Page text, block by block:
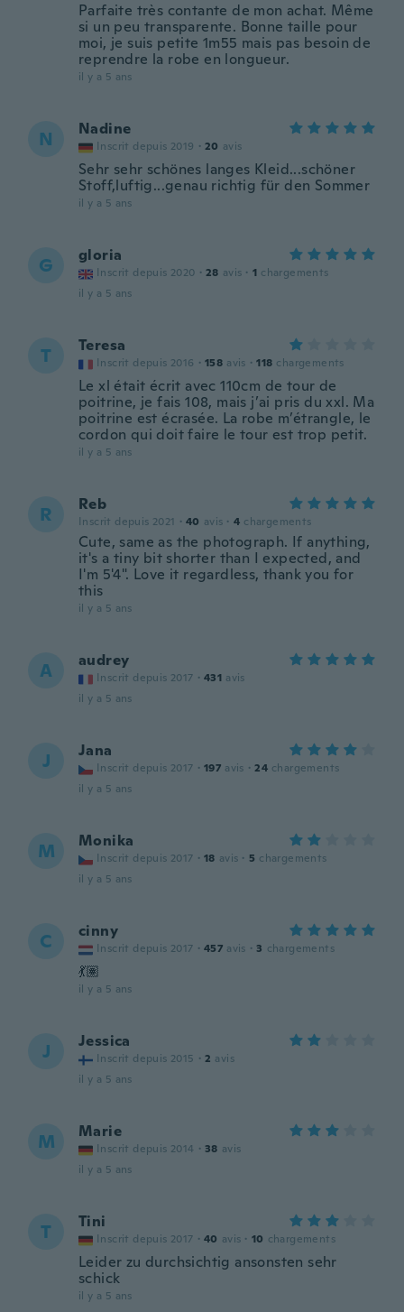
Parfaite très contante de mon achat. Même
si un peu transparente. Bonne taille pour
moi, je suis petite 1m55 mais pas besoin de
reprendre la robe en longueur.
il y a 5 ans
N Nadine
Inscrit depuis 2019 · 20 avis
Sehr sehr schönes langes Kleid...schöner
Stoff,luftig...genau richtig für den Sommer
il y a 5 ans
G gloria
Inscrit depuis 2020 · 28 avis · 1 chargements
il y a 5 ans
T Teresa
Inscrit depuis 2016 · 158 avis · 118 chargements
Le xl était écrit avec 110cm de tour de
poitrine, je fais 108, mais j’ai pris du xxl. Ma
poitrine est écrasée. La robe m’étrangle, le
cordon qui doit faire le tour est trop petit.
il y a 5 ans
R Reb
Inscrit depuis 2021 · 40 avis · 4 chargements
Cute, same as the photograph. If anything,
it's a tiny bit shorter than I expected, and
I'm 5'4". Love it regardless, thank you for
this
il y a 5 ans
A audrey
Inscrit depuis 2017 · 431 avis
il y a 5 ans
J Jana
Inscrit depuis 2017 · 197 avis · 24 chargements
il y a 5 ans
M Monika
Inscrit depuis 2017 · 18 avis · 5 chargements
il y a 5 ans
C cinny
Inscrit depuis 2017 · 457 avis · 3 chargements
💃🏽
il y a 5 ans
J Jessica
Inscrit depuis 2015 · 2 avis
il y a 5 ans
M Marie
Inscrit depuis 2014 · 38 avis
il y a 5 ans
T Tini
Inscrit depuis 2017 · 40 avis · 10 chargements
Leider zu durchsichtig ansonsten sehr
schick
il y a 5 ans